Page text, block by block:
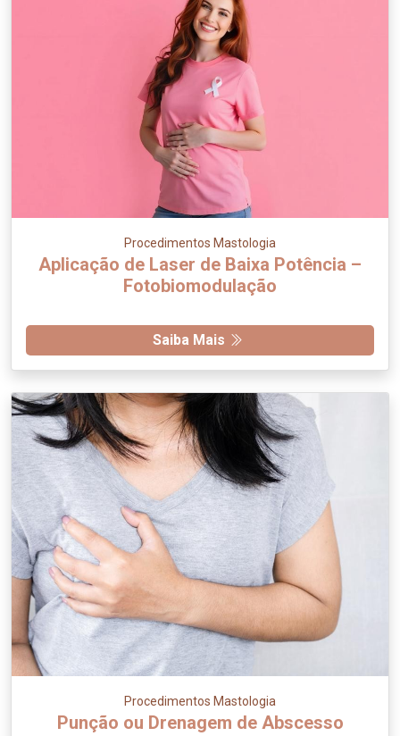
Procedimentos Mastologia
Aplicação de Laser de Baixa Potência –
Fotobiomodulação
Saiba Mais
Procedimentos Mastologia
Punção ou Drenagem de Abscesso